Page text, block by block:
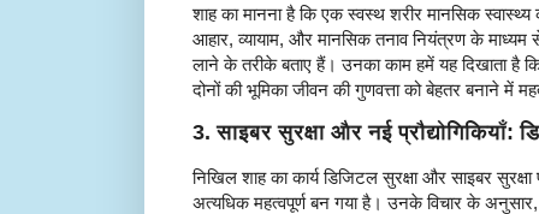
शाह का मानना है कि एक स्वस्थ शरीर मानसिक
आहार, व्यायाम, और मानसिक तनाव नियंत्रण के माध्यम
लाने के तरीके बताए हैं। उनका काम हमें यह दिखाता है
दोनों की भूमिका जीवन की गुणवत्ता को बेहतर बनाने में
3.साइबर सुरक्षा और नई प्रौद्योगिकियाँ:
निखिल शाह का कार्य डिजिटल सुरक्षा और साइबर
अत्यधिक महत्वपूर्ण बन गया है। उनके विचार के